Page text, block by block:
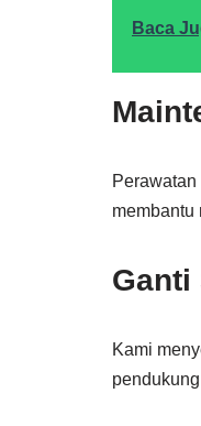
Baca
membantu
Ganti
Kami